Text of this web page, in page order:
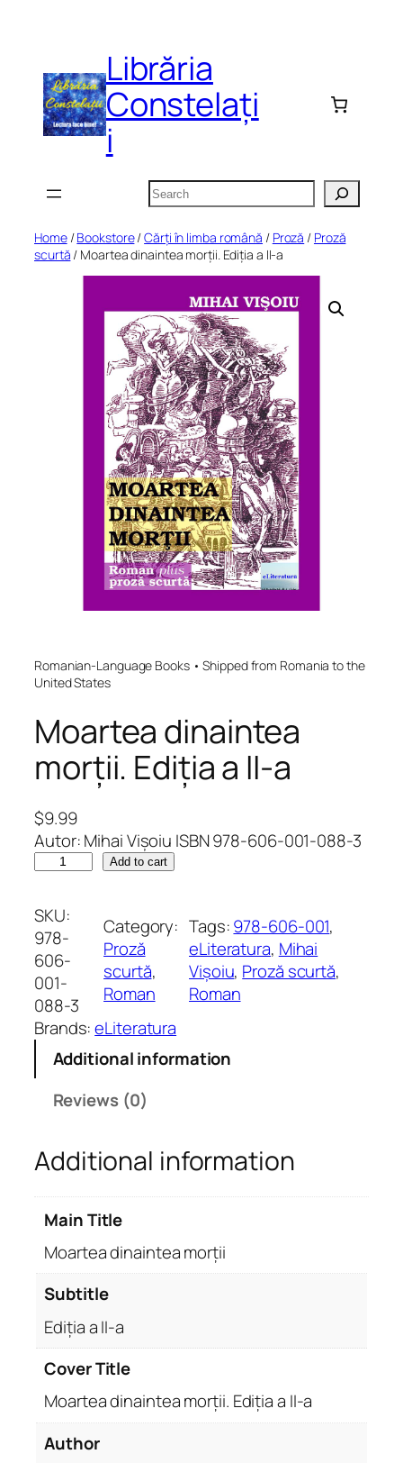
Librăria
Constelați
i
Search
Home/Bookstore/Cărți în limba română / Proză / Proză
scurtă / Moartea dinaintea morții. Ediția a II-a
Romanian-Language Books • Shipped from Romania to the
United States
Moartea dinaintea
morții. Ediția a II-a
$9.99
Autor: Mihai Vișoiu ISBN 978-606-001-088-3
a
r
t
e
a
d
i
t
e
a
m
r
i
Add to cart
SKU:
978-
606-
001-
088-3
Category:
Proză
scurtă
Roman
Tags:978-606-001
eLiteratura, Mihai
Vișoiu, Proză scurtă
Roman
Brands:eLiteratura
Additional information
Reviews (0)
Additional information
Main Title
Moartea dinaintea morții
Subtitle
Ediția a II-a
Cover Title
Moartea dinaintea morții. Ediția a II-a
Author